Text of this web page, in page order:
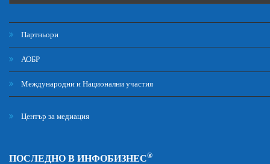
Партньори
АОБР
Международни и Национални участия
Център за медиация
ПОСЛЕДНО В ИНФОБИЗНЕС®